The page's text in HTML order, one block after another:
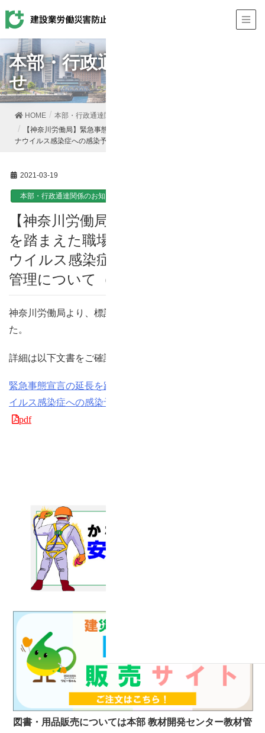
本部・行政通達関係のお知ら
せ
HOME
本部・行政通達関係のお知らせ
【神奈川労働局】緊急事態宣言の延長を踏まえた職場における新型コロ
ナウイルス感染症への感染予防及び健康管理について（要望）
2021-03-19
本部・行政通達関係のお知らせ
【神奈川労働局】緊急事態宣言の延長
を踏まえた職場における新型コロナ
ウイルス感染症への感染予防及び健康
管理について（要望）
神奈川労働局より、標記についての周知依頼がございまし
た。
詳細は以下文書をご確認ください。
緊急事態宣言の延長を踏まえた職場における新型コロナウ
イルス感染症への感染予防及び健康管理について（要望）
図書・用品販売については本部 教材開発センター教材管